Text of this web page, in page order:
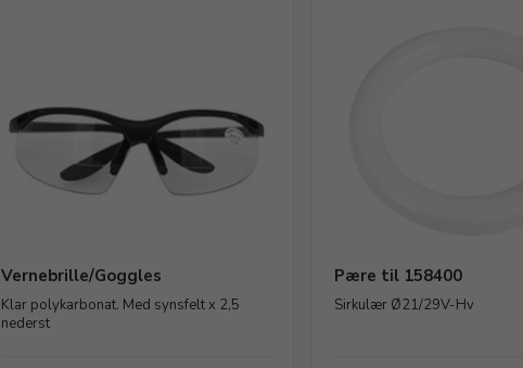
Vernebrille/Goggles
Klar polykarbonat. Med synsfelt x 2,5
nederst
Pære til 158400
Sirkulær Ø21/29V-Hv